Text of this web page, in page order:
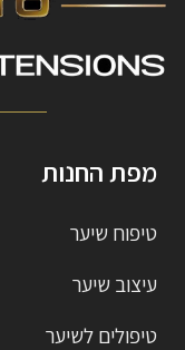
מפת החנות
טיפוח שיער
עיצוב שיער
טיפולים לשיער